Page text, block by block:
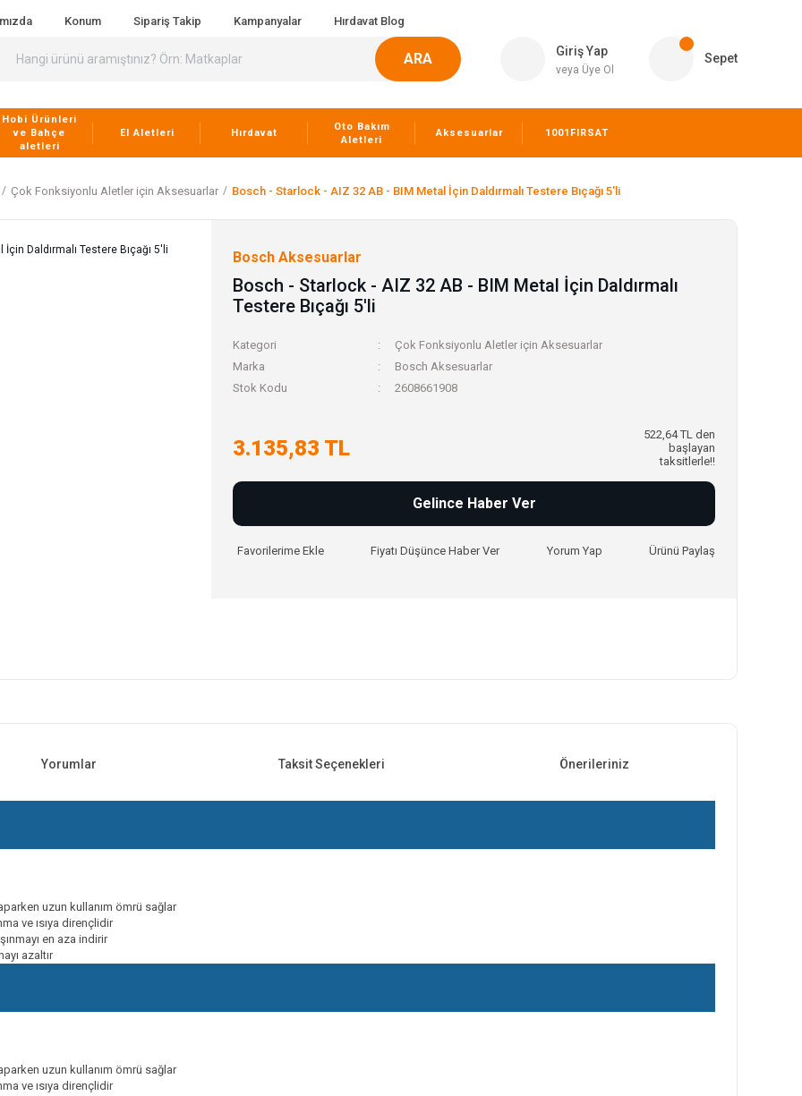
Konum Sipariş Takip Kampanyalar Hırdavat Blog
ARA Giriş Yap
veya Üye Ol
Sepet
Hobi Ürünleri
ve Bahçe
aletleri
El Aletleri Hırdavat
Oto Bakım
Aletleri
Aksesuarlar 1001FIRSAT
Çok Fonksiyonlu Aletler için Aksesuarlar Bosch - Starlock - AIZ 32 AB - BIM Metal İçin Daldırmalı Testere Bıçağı 5'li
Bosch Aksesuarlar
Bosch - Starlock - AIZ 32 AB - BIM Metal İçin Daldırmalı
Testere Bıçağı 5'li
Kategori
Çok Fonksiyonlu Aletler için Aksesuarlar
Marka
Bosch Aksesuarlar
Stok Kodu
2608661908
3.135,83 TL
522,64 TL den
başlayan
taksitlerle!!
Gelince Haber Ver
Fiyatı Düşünce Haber Ver Yorum Yap Ürünü Paylaş
Yorumlar Taksit Seçenekleri Önerileriniz
uzun kullanım ömrü sağlar
ve ısıya dirençlidir
en aza indirir
azaltır
uzun kullanım ömrü sağlar
ve ısıya dirençlidir